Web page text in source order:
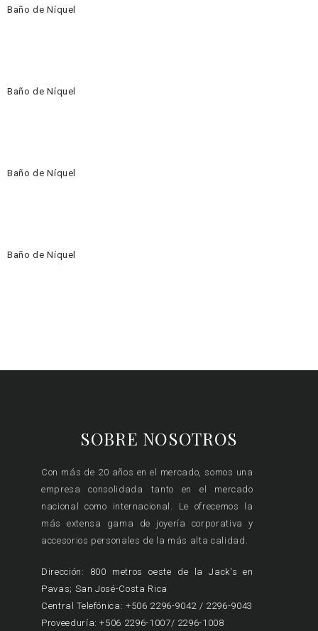
Baño de Níquel
Baño de Níquel
Baño de Níquel
Baño de Níquel
SOBRE NOSOTROS
Con más de 20 años en el mercado, somos una
empresa consolidada tanto en el mercado
nacional como internacional. Le ofrecemos la
más extensa gama de joyería corporativa y
accesorios personales de la más alta calidad.
Dirección: 800 metros oeste de la Jack's en
Pavas; San José-Costa Rica
Central Telefónica: +506 2296-9042 / 2296-9043
Proveeduría: +506 2296-1007/ 2296-1008